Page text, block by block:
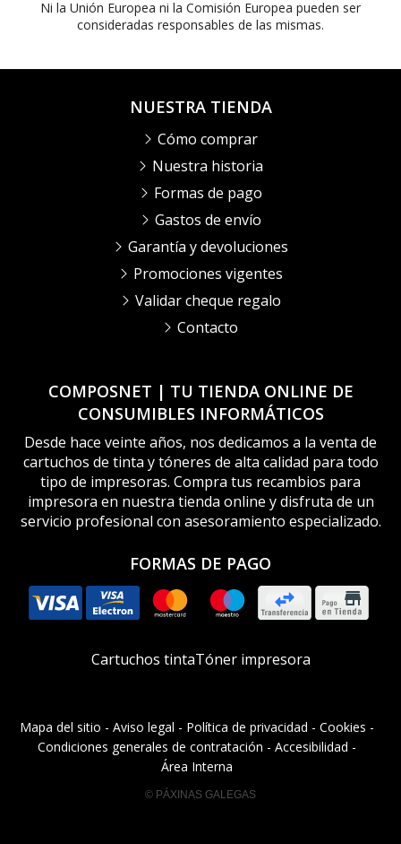
Ni la Unión Europea ni la Comisión Europea pueden ser
consideradas responsables de las mismas.
COMPOSNET | TU TIENDA ONLINE DE
CONSUMIBLES INFORMÁTICOS
Desde hace veinte años, nos dedicamos a la venta de
cartuchos de tinta y tóneres de alta calidad para todo
tipo de impresoras. Compra tus recambios para
impresora en nuestra tienda online y disfruta de un
servicio profesional con asesoramiento especializado.
FORMAS DE PAGO
NUESTRA TIENDA
Cómo comprar
Nuestra historia
Formas de pago
Gastos de envío
Garantía y devoluciones
Promociones vigentes
Validar cheque regalo
Contacto
Cartuchos tintaTóner impresora
Mapa del sitio - Aviso legal - Política de privacidad - Cookies -
Condiciones generales de contratación - Accesibilidad -
Área Interna
© PÁXINAS GALEGAS